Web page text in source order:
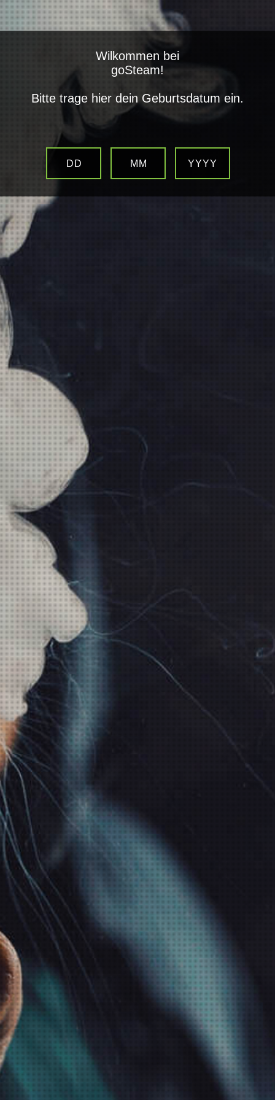
open
SMOK TFV8 Ersatzglas
Artikelnummer:
Ersatzglas TFV8
Kategorie:
Ersatzteile
inkl. 19% USt., zzgl.Versand
Wunschzettel
Beschreibung Produkt Tags
Ersatzglas für den SMOK TFV8
Cloud Beast
Der Verdampfer ist runtergefallen und das Glas ist
kaputt? Keine Sorge, denn mit dem Ersatzglas für
den TFV8 ist der Verdampfer fix wieder wie neu.
Einfach das alte Glas entfernen, neues Glas drauf,
fertig. Schon kann weitergedampft werden.
Lieferumfang:1x Ersatzglas für den SMOK TFV8
Cloud Beast
INFORMATIONEN
Wir über uns
Zahlungsmöglichkeiten
Versandinformationen
Newsletter
GESETZLICHE
INFORMATIONEN
Datenschutz
AGB
Sitemap
Impressum
Batteriegesetzhinweise
Wilkommen bei
goSteam!
Bitte trage hier dein Geburtsdatum ein.
MM
DD YYYY